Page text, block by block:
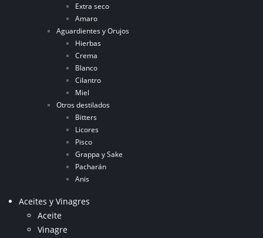
Extra seco
Amaro
Aguardientes y Orujos
Hierbas
Crema
Blanco
Cilantro
Miel
Otros destilados
Bitters
Licores
Pisco
Grappa y Sake
Pacharán
Anis
Aceites y Vinagres
Aceite
Vinagre